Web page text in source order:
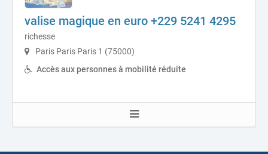
valise magique en euro +229 5241 4295
richesse
Paris Paris Paris 1 (75000)
Accès aux personnes à mobilité réduite